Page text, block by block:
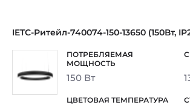
IETC-Ритейл-740074-150-13650 (150Вт,
150 Вт